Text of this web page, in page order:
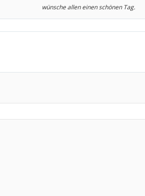
wünsche allen einen schönen Tag.